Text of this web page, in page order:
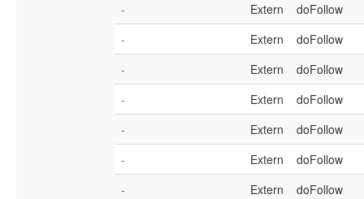
-
Extern
doFollow
-
Extern
doFollow
-
Extern
doFollow
-
Extern
doFollow
-
Extern
doFollow
-
Extern
doFollow
-
Extern
doFollow